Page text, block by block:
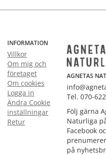
INFORMATION
Villkor
Om mig och
företaget
Om cookies
Logga in
Ändra Cookie
inställningar
Retur
AGNETAS
Tel. 070-
Följ gärna
Naturliga
Facebook
på